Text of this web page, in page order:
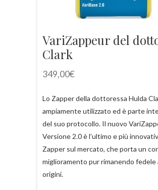
VariZappeur del
Clark
349,00€
Lo Zapper della dottoressa Hulda
ampiamente utilizzato ed è parte
del suo protocollo. Il nuovo
Versione 2.0 è l’ultimo e più
Zapper sul mercato, che porta un
miglioramento pur rimanendo fedele
origini.